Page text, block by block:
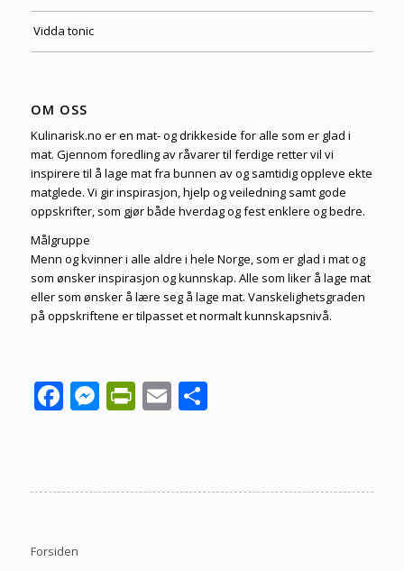
Vidda tonic
OM OSS
Kulinarisk.no er en mat- og drikkeside for alle som er glad i
mat. Gjennom foredling av råvarer til ferdige retter vil vi
inspirere til å lage mat fra bunnen av og samtidig oppleve ekte
matglede. Vi gir inspirasjon, hjelp og veiledning samt gode
oppskrifter, som gjør både hverdag og fest enklere og bedre.
Målgruppe
Menn og kvinner i alle aldre i hele Norge, som er glad i mat og
som ønsker inspirasjon og kunnskap. Alle som liker å lage mat
eller som ønsker å lære seg å lage mat. Vanskelighetsgraden
på oppskriftene er tilpasset et normalt kunnskapsnivå.
Facebook
Messenger
PrintFriendly
EmailShare
Forsiden